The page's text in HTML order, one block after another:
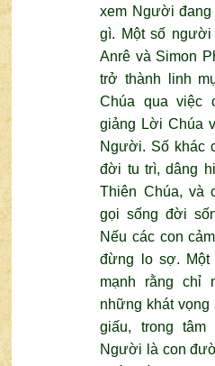
xem Người
gì. Một số người
Anrê và Simon
trở thành linh
Chúa qua việc
giảng Lời Chúa
Người. Số khác
đời tu trì, dâng
Thiên Chúa, và
gọi sống đời
Nếu các con
đừng lo sợ. Một
mạnh rằng chỉ
những khát vọng
giấu, trong
Người là con